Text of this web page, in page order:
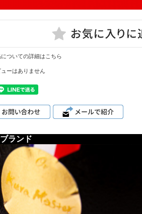
ついての詳細はこちら
ューはありません
ランド